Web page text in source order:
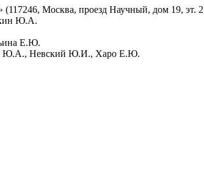
Москва, проезд Научный, дом 19, эт.
Ю.А.
Е.Ю.
Ю.А., Невский Ю.И., Харо Е.Ю.